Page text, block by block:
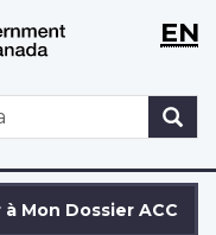
WxT
WxTEN
Mon Dossier ACC